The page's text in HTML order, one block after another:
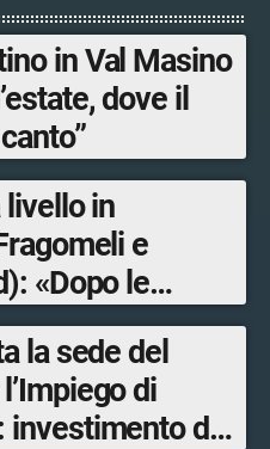
in Val Masino
dove il
livello in
e
«Dopo le
un terzo delle
sarà
il 2026»
la sede del
di
investimento da